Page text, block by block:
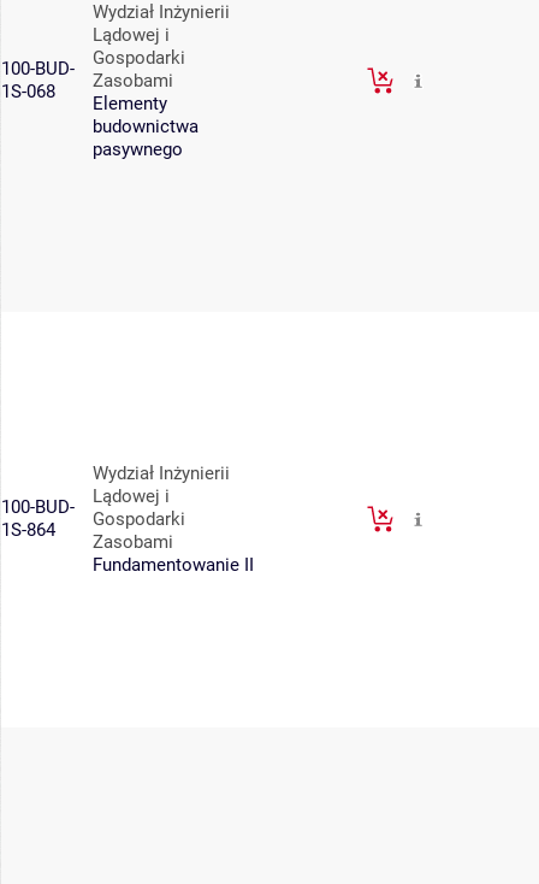
100-BUD-
1S-068
Wydział Inżynierii
Lądowej i
Gospodarki
Zasobami
Elementy
budownictwa
pasywnego
100-BUD-
1S-864
Wydział Inżynierii
Lądowej i
Gospodarki
Zasobami
Fundamentowanie II